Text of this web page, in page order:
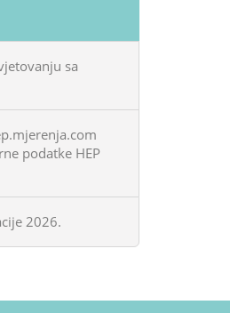
sa
podatke HEP
2026.